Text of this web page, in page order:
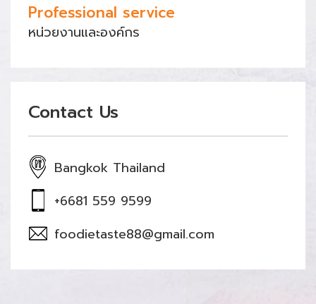
Professional service
หน่วยงานและองค์กร
Contact Us
Bangkok Thailand
+6681 559 9599
foodietaste88@gmail.com